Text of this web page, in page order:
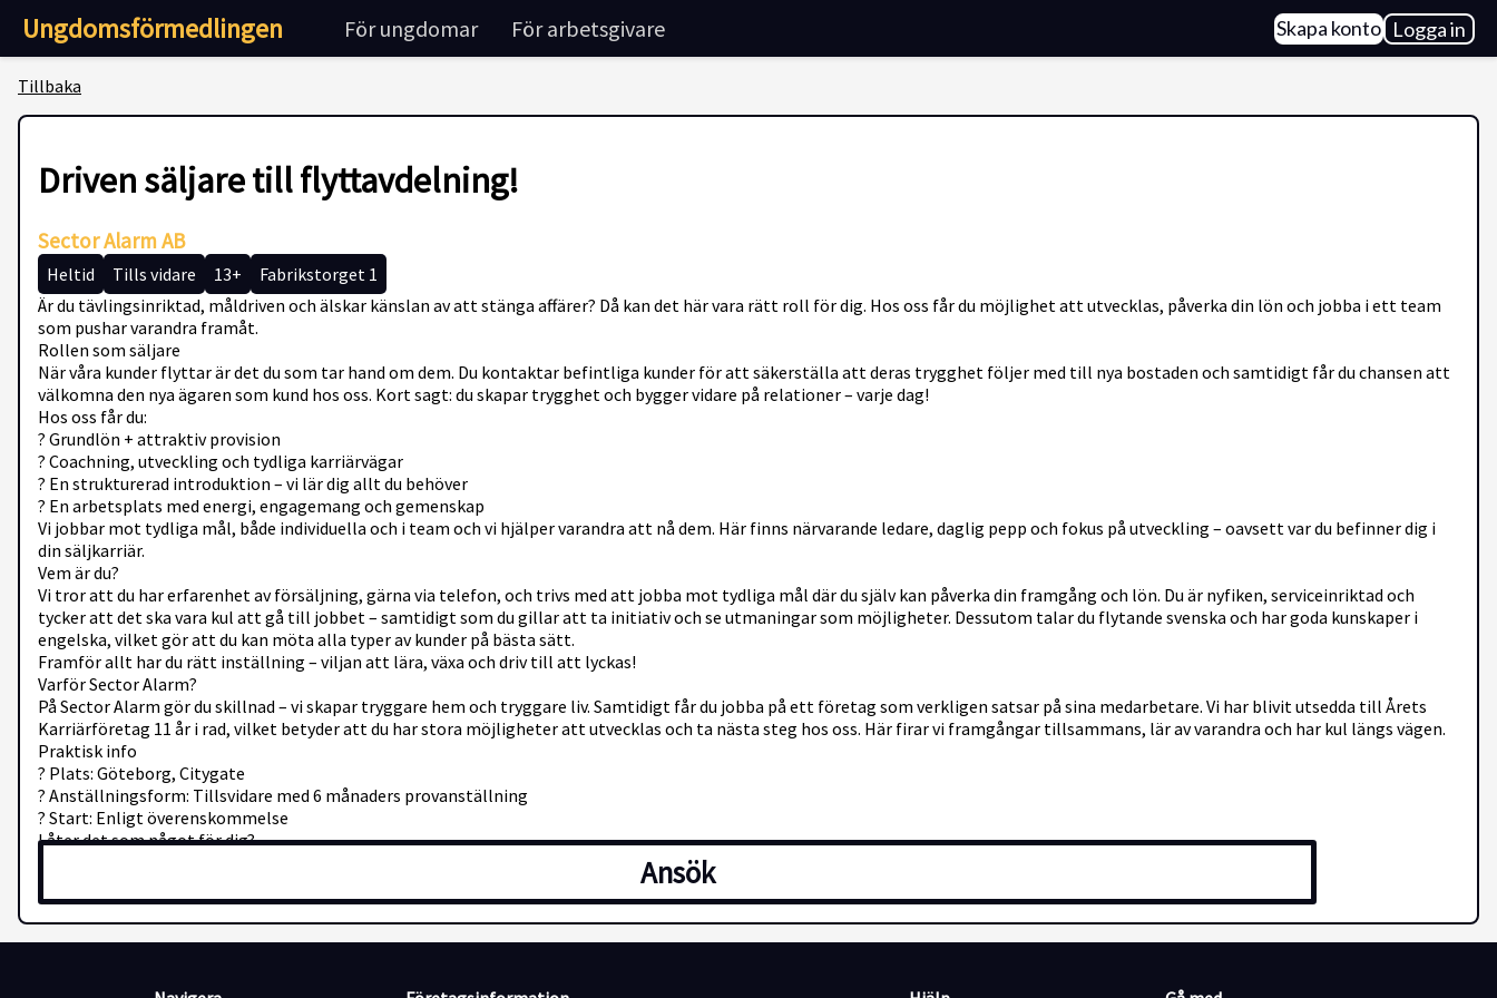
Ungdomsförmedlingen För ungdomar För arbetsgivare Skapa konto Logga in
Tillbaka
Driven säljare till flyttavdelning!
Sector Alarm AB
Heltid Tills vidare 13+
Fabrikstorget 1
Är du tävlingsinriktad, måldriven och älskar känslan av att stänga affärer? Då kan det här vara rätt roll för dig. Hos oss får du möjlighet att utvecklas, påverka din lön och jobba i ett team
som pushar varandra framåt.
Rollen som säljare
När våra kunder flyttar är det du som tar hand om dem. Du kontaktar befintliga kunder för att säkerställa att deras trygghet följer med till nya bostaden och samtidigt får du chansen att
välkomna den nya ägaren som kund hos oss. Kort sagt: du skapar trygghet och bygger vidare på relationer – varje dag!
Hos oss får du:
? Grundlön + attraktiv provision
? Coachning, utveckling och tydliga karriärvägar
? En strukturerad introduktion – vi lär dig allt du behöver
? En arbetsplats med energi, engagemang och gemenskap
Vi jobbar mot tydliga mål, både individuella och i team och vi hjälper varandra att nå dem. Här finns närvarande ledare, daglig pepp och fokus på utveckling – oavsett var du befinner dig i
din säljkarriär.
Vem är du?
Vi tror att du har erfarenhet av försäljning, gärna via telefon, och trivs med att jobba mot tydliga mål där du själv kan påverka din framgång och lön. Du är nyfiken, serviceinriktad och
tycker att det ska vara kul att gå till jobbet – samtidigt som du gillar att ta initiativ och se utmaningar som möjligheter. Dessutom talar du flytande svenska och har goda kunskaper i
engelska, vilket gör att du kan möta alla typer av kunder på bästa sätt.
Framför allt har du rätt inställning – viljan att lära, växa och driv till att lyckas!
Varför Sector Alarm?
På Sector Alarm gör du skillnad – vi skapar tryggare hem och tryggare liv. Samtidigt får du jobba på ett företag som verkligen satsar på sina medarbetare. Vi har blivit utsedda till Årets
Karriärföretag 11 år i rad, vilket betyder att du har stora möjligheter att utvecklas och ta nästa steg hos oss. Här firar vi framgångar tillsammans, lär av varandra och har kul längs vägen.
Praktisk info
? Plats: Göteborg, Citygate
? Anställningsform: Tillsvidare med 6 månaders provanställning
? Start: Enligt överenskommelse
Låter det som något för dig?
Bifoga ditt CV, svara på urvalsfrågorna och berätta varför du vill bli en del av oss.
Har du frågor? Kontakta Karin Hällås på 0733-703 256 eller karin.hallas@sectoralarm.se.
Vi ser fram emot att lära känna dig!
Ansök